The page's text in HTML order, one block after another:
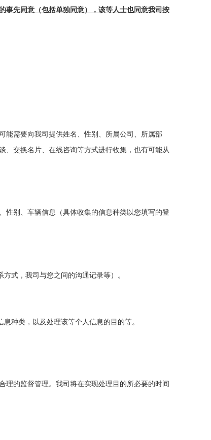
事先同意（包括单独同意），该等人士也同意我司按
能需要向我司提供姓名、性别、所属公司、 所属部
、交换名片、在线咨询等方式进行收集，也有可能从
、性别、 车辆信息（具体收集的信息种类以您填写的登
式，我司与您之间的沟通记录等）。
种类，以及处理该等个人信息的目的等。
理的监督管理。 我司将在实现处理目的所必要的时间